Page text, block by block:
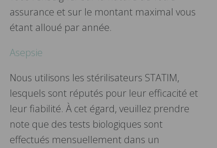
assurance et sur le montant maximal vous
étant alloué par année.
Asepsie
Nous utilisons les stérilisateurs STATIM,
lesquels sont réputés pour leur efficacité et
leur fiabilité. À cet égard, veuillez prendre
note que des tests biologiques sont
effectués mensuellement dans un